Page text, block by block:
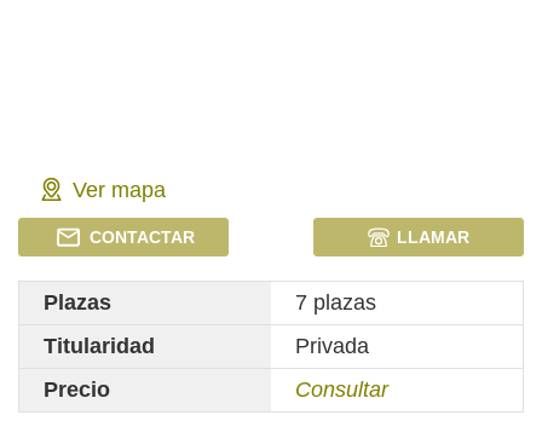
Ver mapa
CONTACTAR LLAMAR
Plazas
7 plazas
Titularidad
Privada
Precio
Consultar